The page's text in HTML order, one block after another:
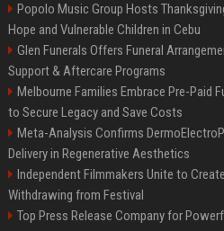
Popolo Music Group Hosts
Hope and Vulnerable Children in Cebu
Glen Funerals Offers Funeral
Support & Aftercare Programs
Melbourne Families Embrace Pre-Paid
to Secure Legacy and Save Costs
Meta-Analysis Confirms
Delivery in Regenerative Aesthetics
Independent Filmmakers Unite to
Withdrawing from Festival
Top Press Release Company for